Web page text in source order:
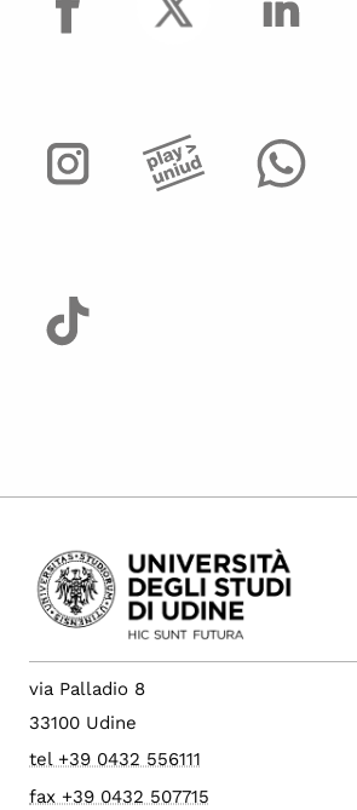
via Palladio 8
33100 Udine
tel +39 0432 556111
fax +39 0432 507715